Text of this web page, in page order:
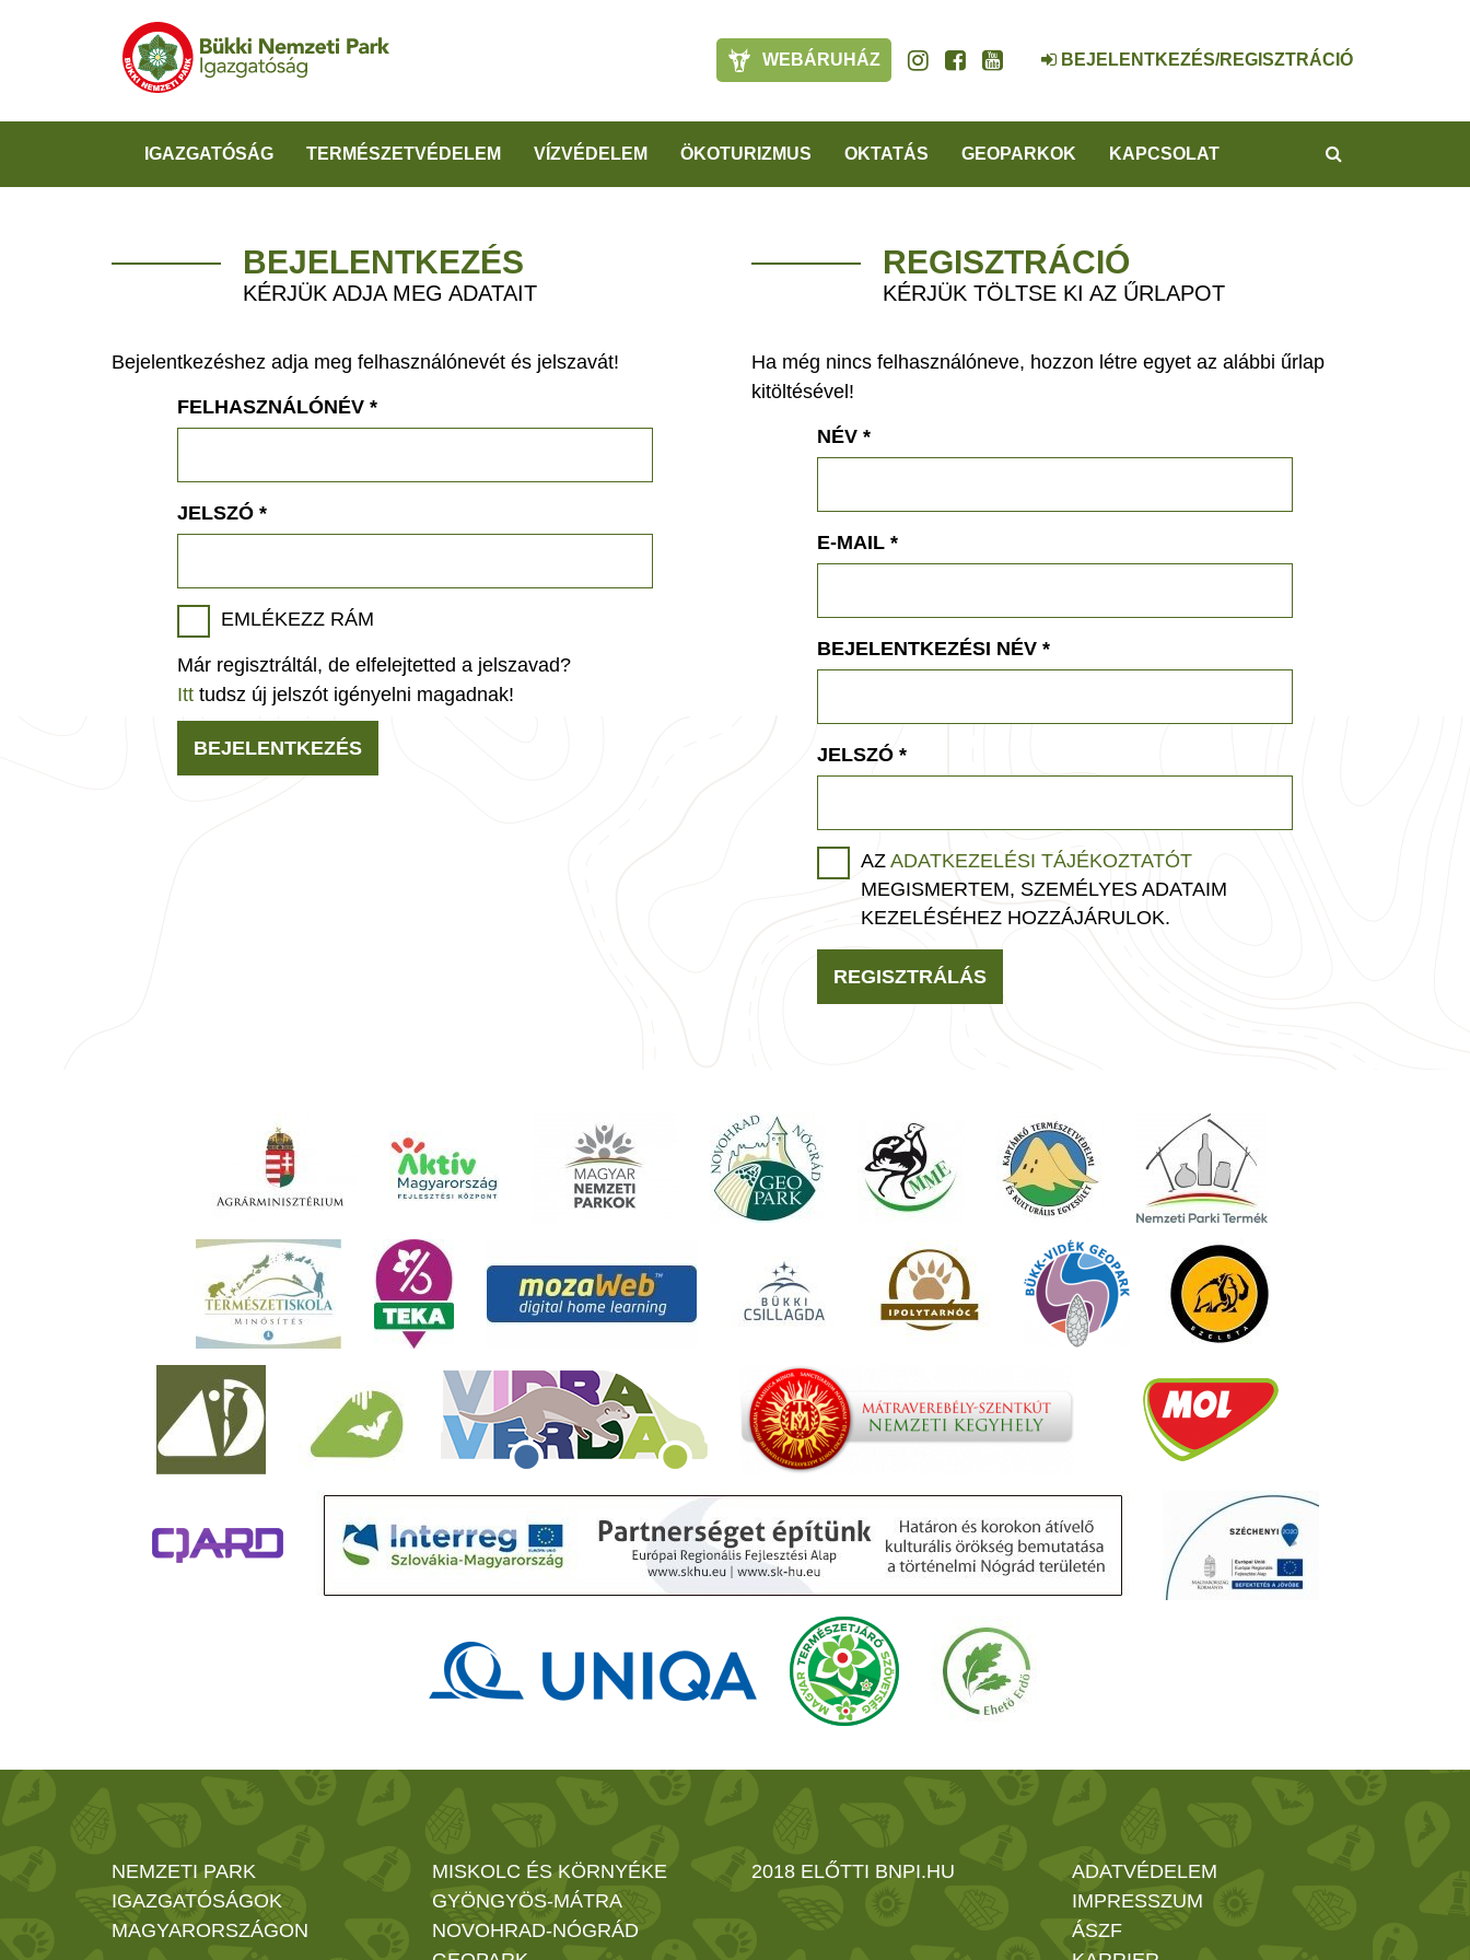
WEBÁRUHÁZ BEJELENTKEZÉS/REGISZTRÁCIÓ
IGAZGATÓSÁG TERMÉSZETVÉDELEM VÍZVÉDELEM ÖKOTURIZMUS OKTATÁS GEOPARKOK KAPCSOLAT
BEJELENTKEZÉS
KÉRJÜK ADJA MEG ADATAIT
Bejelentkezéshez adja meg felhasználónevét és jelszavát!
FELHASZNÁLÓNÉV *
JELSZÓ *
EMLÉKEZZ RÁM
Már regisztráltál, de elfelejtetted a jelszavad?
Itt tudsz új jelszót igényelni magadnak!
BEJELENTKEZÉS
REGISZTRÁCIÓ
KÉRJÜK TÖLTSE KI AZ ŰRLAPOT
Ha még nincs felhasználóneve, hozzon létre egyet az alábbi űrlap
kitöltésével!
NÉV *
E-MAIL *
BEJELENTKEZÉSI NÉV *
JELSZÓ *
AZ ADATKEZELÉSI TÁJÉKOZTATÓT
MEGISMERTEM, SZEMÉLYES ADATAIM
KEZELÉSÉHEZ HOZZÁJÁRULOK.
REGISZTRÁLÁS
NEMZETI PARK
IGAZGATÓSÁGOK
MAGYARORSZÁGON
MISKOLC ÉS KÖRNYÉKE
GYÖNGYÖS-MÁTRA
NOVOHRAD-NÓGRÁD
2018 ELŐTTI BNPI.HU
ADATVÉDELEM
IMPRESSZUM
ÁSZF